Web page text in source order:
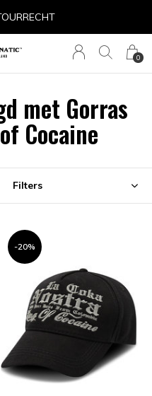
0
met Gorras
Cocaine
Filters
-20%